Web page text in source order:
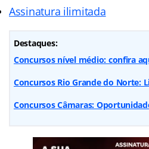
Assinatura ilimitada
Destaques:
Concursos nível médio: confira
Concursos Rio Grande do Norte:
Concursos Câmaras: